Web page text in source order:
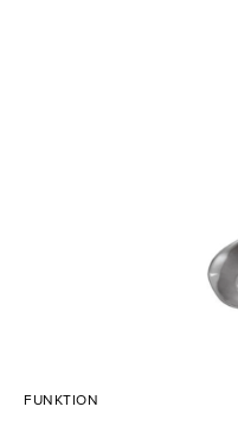
FUNKTION